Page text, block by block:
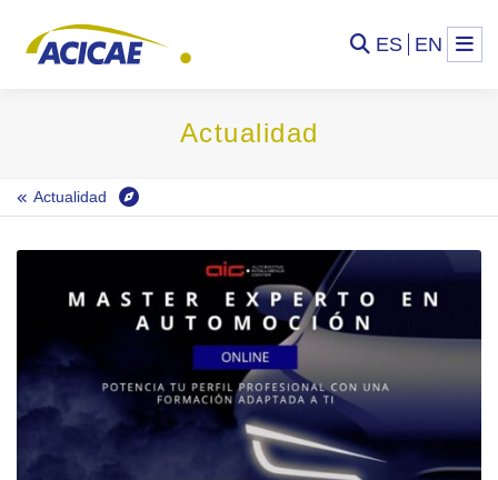
ES EN
Actualidad
Inicio
ACICAE impulsa una nueva convocatoria del Master Experto en Automoción – Online de AIC
Actualidad